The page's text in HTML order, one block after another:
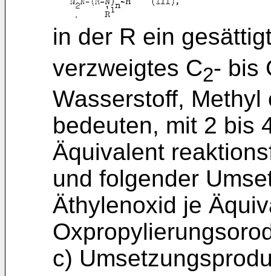
in der R ein
verzweigtes C2- bis
Wasserstoff,
bedeuten, mit 2 bis
Äquivalent
und folgender
Äthylenoxid je
c)